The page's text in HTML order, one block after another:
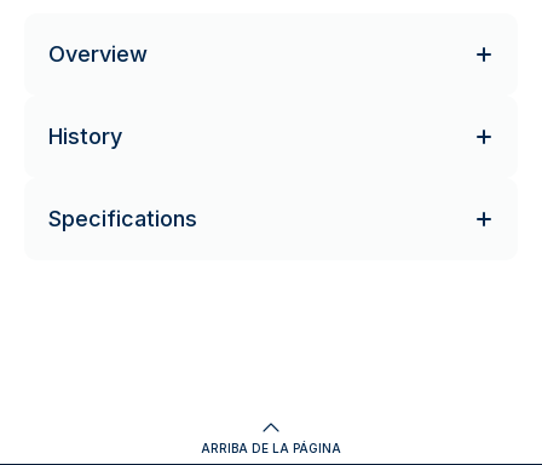
Overview
History
Specifications
ARRIBA DE LA PÁGINA